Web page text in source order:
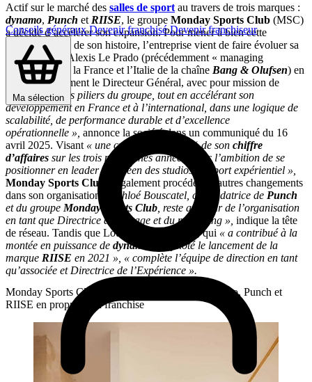
Conseils générauxDevenir franchiséDevenir franchiseur
Ma sélection
Actif sur le marché des salles de sport au travers de trois marques :
dynamo, Punch et RIISE, le groupe Monday Sports Club (MSC)
a décidé d’accélérer son expansion. Pour mener à bien cette
nouvelle phase de son histoire, l’entreprise vient de faire évoluer sa
gouvernance. Alexis Le Prado (précédemment « managing
director » pour la France et l’Italie de la chaîne Bang & Olufsen) en
devient notamment le Directeur Général, avec pour mission de
« consolider les piliers du groupe, tout en accélérant son
développement en France et à l’international, dans une logique de
scalabilité, de performance durable et d’excellence
opérationnelle », annonce la société dans un communiqué du 16
avril 2025. Visant « une croissance de 50 % de son chiffre
d’affaires sur les trois prochaines années, avec l’ambition de se
positionner en leader européen des studios de sport expérientiel »,
Monday Sports Club
a également procédé à d’autres changements
dans son organisation.
« Chloé Bouscatel, co-fondatrice de Punch
et du groupe Monday Sports Club , reste au cœur de l’organisation
en tant que Directrice de l’image et du marketing », indique la tête
de réseau. Tandis que Louise Bodin Joyeux, qui « a contribué à la
montée en puissance de dynamo
et a piloté le lancement de la
marque RIISE en 2021 », « complète l’équipe de direction en tant
qu’associée et Directrice de l’Expérience ».
Monday Sports Club développe les marques dynamo, Punch et
RIISE en propre et en franchise